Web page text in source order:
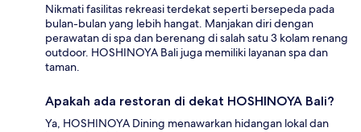
Nikmati fasilitas rekreasi terdekat seperti bersepeda pada
bulan-bulan yang lebih hangat. Manjakan diri dengan
perawatan di spa dan berenang di salah satu 3 kolam renang
outdoor. HOSHINOYA Bali juga memiliki layanan spa dan
taman.
Apakah ada restoran di dekat HOSHINOYA Bali?
Ya, HOSHINOYA Dining menawarkan hidangan lokal dan